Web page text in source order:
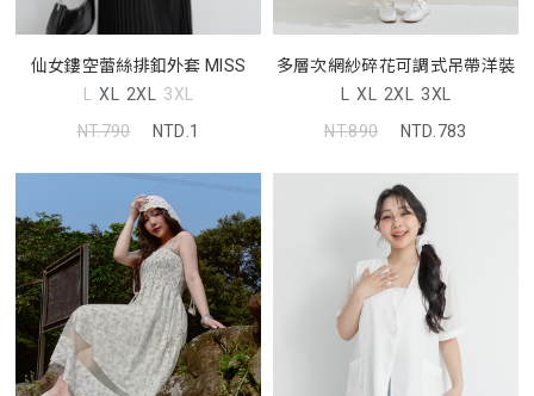
仙女鏤空蕾絲排釦外套 MISS
L XL 2XL 3XL
NT.790
NTD.1
多層次網紗碎花可調式吊帶洋裝
L XL 2XL 3XL
NT.890
NTD.783